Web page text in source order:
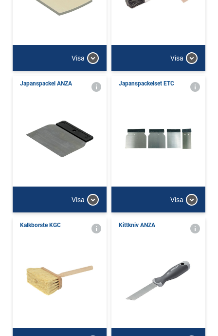
Visa Visa
Japanspackel ANZA
Visa
Japanspackelset ETC
Visa
Kalkborste KGC Kittkniv ANZA